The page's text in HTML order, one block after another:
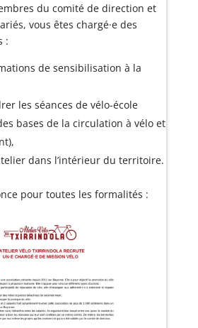
du comité de direction et
vous êtes chargé·e des
:
de sensibilisation à la
les séances de vélo-école
bases de la circulation à vélo et
dans l’intérieur du territoire.
pour toutes les formalités :